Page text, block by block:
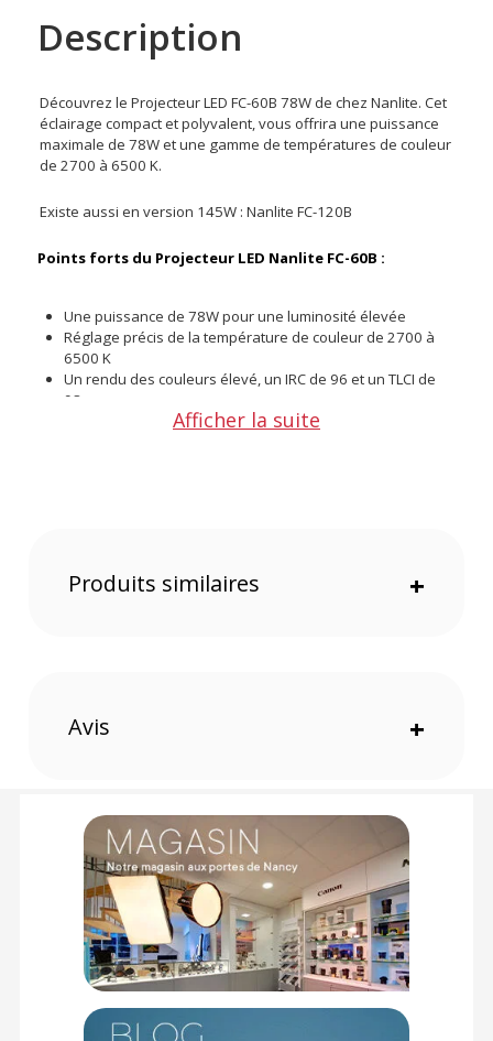
Description
Découvrez le Projecteur LED FC-60B 78W de chez Nanlite. Cet
éclairage compact et polyvalent, vous offrira une puissance
maximale de 78W et une gamme de températures de couleur
de 2700 à 6500 K.
Existe aussi en version 145W : Nanlite FC-120B
Points forts du Projecteur LED Nanlite FC-60B :
Une puissance de 78W pour une luminosité élevée
Réglage précis de la température de couleur de 2700 à
6500 K
Un rendu des couleurs élevé, un IRC de 96 et un TLCI de
98
12 effets de scène
Éclairage puissant et polyvalent
Cet éclairage de studio à LED COB de qualité professionnelle
vous offrira une luminosité maximale de 10 790Lux/1m, idéal
pour la vidéo, les mariages, les portraits et la photographie
de produits. Réglable de 0% à 100%, il vous offrira
également une température de couleur de 2700K à 6500K
pour une reproduction précise des couleurs avec un indice
IRC et TLCI de 96+, assurant ainsi des photos et des vidéos
éclatantes.
Afficher la suite
Produits similaires +
Avis +